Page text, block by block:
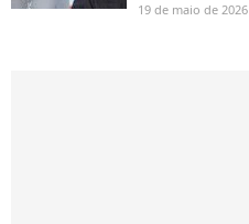
19 de maio de 2026